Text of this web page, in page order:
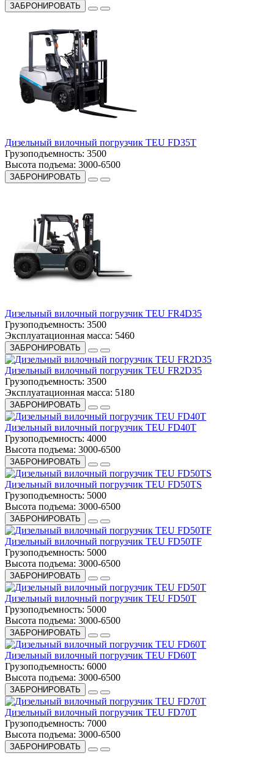
ЗАБРОНИРОВАТЬ
Дизельный вилочный погрузчик TEU FD35T
Грузоподъемность: 3500
Высота подъема: 3000-6500
ЗАБРОНИРОВАТЬ
Дизельный вилочный погрузчик TEU FR4D35
Грузоподъемность: 3500
Эксплуатационная масса: 5460
ЗАБРОНИРОВАТЬ
Дизельный вилочный погрузчик TEU FR2D35
Грузоподъемность: 3500
Эксплуатационная масса: 5180
ЗАБРОНИРОВАТЬ
Дизельный вилочный погрузчик TEU FD40T
Грузоподъемность: 4000
Высота подъема: 3000-6500
ЗАБРОНИРОВАТЬ
Дизельный вилочный погрузчик TEU FD50TS
Грузоподъемность: 5000
Высота подъема: 3000-6500
ЗАБРОНИРОВАТЬ
Дизельный вилочный погрузчик TEU FD50TF
Грузоподъемность: 5000
Высота подъема: 3000-6500
ЗАБРОНИРОВАТЬ
Дизельный вилочный погрузчик TEU FD50T
Грузоподъемность: 5000
Высота подъема: 3000-6500
ЗАБРОНИРОВАТЬ
Дизельный вилочный погрузчик TEU FD60T
Грузоподъемность: 6000
Высота подъема: 3000-6500
ЗАБРОНИРОВАТЬ
Дизельный вилочный погрузчик TEU FD70T
Грузоподъемность: 7000
Высота подъема: 3000-6500
ЗАБРОНИРОВАТЬ